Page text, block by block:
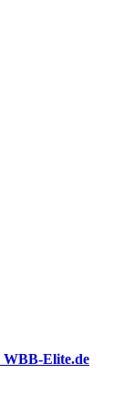
WBB-Elite.de